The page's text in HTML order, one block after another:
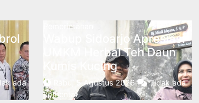
ada
Pemerintahan
Wabup Sidoarjo Apresiasi
UMKM Herbal Teh Daun
Kumis Kucing
Rabu, 5 Agustus 2026
Tidak ada
komentar